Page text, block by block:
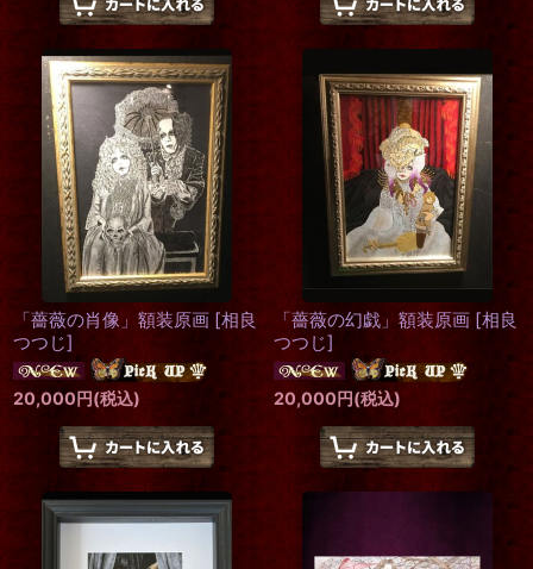
「薔薇の肖像」額装原画 [相良
つつじ]
20,000円(税込)
「薔薇の幻戯」額装原画 [相良
つつじ]
20,000円(税込)